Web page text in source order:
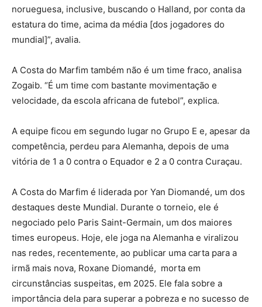
norueguesa, inclusive, buscando o Halland, por conta da
estatura do time, acima da média [dos jogadores do
mundial]”, avalia.
A Costa do Marfim também não é um time fraco, analisa
Zogaib. “É um time com bastante movimentação e
velocidade, da escola africana de futebol”, explica.
A equipe ficou em segundo lugar no Grupo E e, apesar da
competência, perdeu para Alemanha, depois de uma
vitória de 1 a 0 contra o Equador e 2 a 0 contra Curaçau.
A Costa do Marfim é liderada por Yan Diomandé, um dos
destaques deste Mundial. Durante o torneio, ele é
negociado pelo Paris Saint-Germain, um dos maiores
times europeus. Hoje, ele joga na Alemanha e viralizou
nas redes, recentemente, ao publicar uma carta para a
irmã mais nova, Roxane Diomandé, morta em
circunstâncias suspeitas, em 2025. Ele fala sobre a
importância dela para superar a pobreza e no sucesso de